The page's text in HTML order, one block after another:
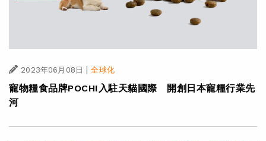
2023年06月08日 全球化
寵物糧食品牌POCHI入駐天貓國際 開創日本寵糧行業先
河